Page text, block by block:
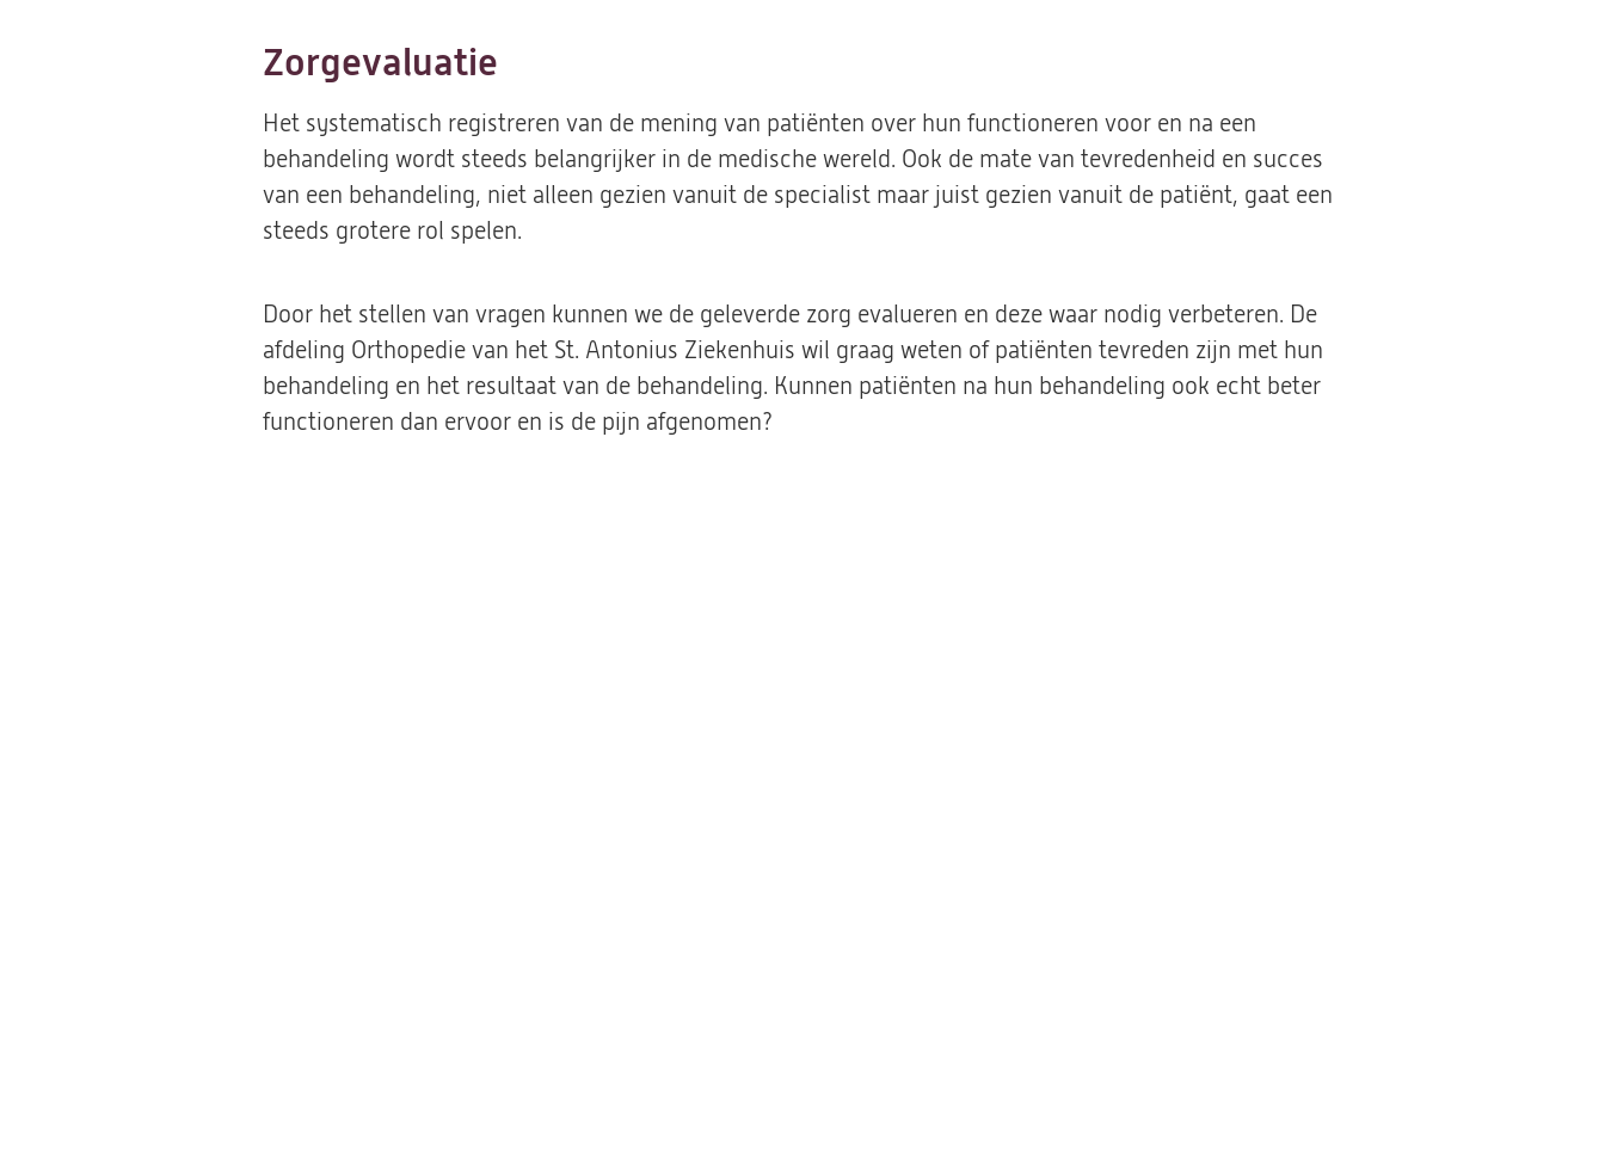
tab)
Zorgevaluatie
Het systematisch registreren van de mening van patiënten over hun functioneren voor en na een
behandeling wordt steeds belangrijker in de medische wereld. Ook de mate van tevredenheid en succes
van een behandeling, niet alleen gezien vanuit de specialist maar juist gezien vanuit de patiënt, gaat een
steeds grotere rol spelen.
Door het stellen van vragen kunnen we de geleverde zorg evalueren en deze waar nodig verbeteren. De
afdeling Orthopedie van het St. Antonius Ziekenhuis wil graag weten of patiënten tevreden zijn met hun
behandeling en het resultaat van de behandeling. Kunnen patiënten na hun behandeling ook echt beter
functioneren dan ervoor en is de pijn afgenomen?